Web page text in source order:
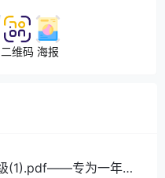
二维码 海报
(1).pdf——专为一年级